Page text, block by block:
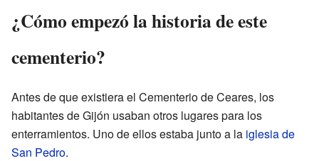
¿Cómo empezó la historia de este
cementerio?
Antes de que existiera el Cementerio de Ceares, los
habitantes de Gijón usaban otros lugares para los
enterramientos. Uno de ellos estaba junto a la iglesia de
San Pedro.